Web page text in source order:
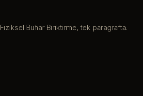
Fiziksel Buhar Biriktirme, tek paragrafta.